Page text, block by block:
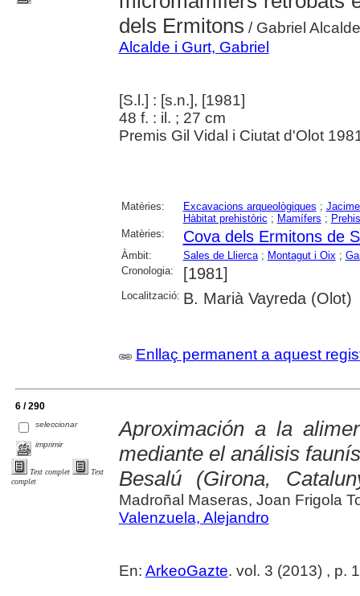
dels Ermitons / Gabriel
Alcalde i Gurt, Gabriel
[S.l.] : [s.n.], [1981]
48 f. : il. ; 27 cm
Premis Gil Vidal i Ciutat d'Olot
Matèries: Excavacions arqueològiques ;
Hàbitat prehistòric ; Mamífers ;
Matèries:
Cova dels Ermitons de
Àmbit: Sales de Llierca; Montagut i Oix;
Cronologia:
[1981]
Localització: B. Marià Vayreda (Olot)
Enllaç permanent a aquest
6 / 290
seleccionar
imprimir
Text complet
Text
complet
Aproximación a la
mediante el análisis
Besalú (Girona,
Madroñal Maseras, Joan Frigola
Valenzuela, Alejandro
En: ArkeoGazte. vol. 3 (2013) , p.